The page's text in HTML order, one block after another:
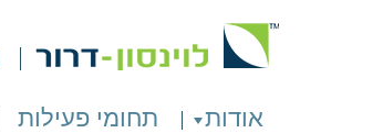
אודות תחומי פעילות